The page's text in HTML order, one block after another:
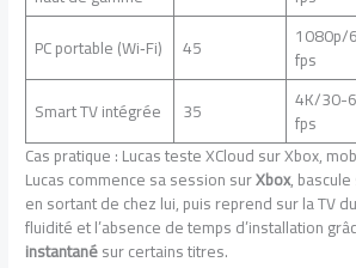
PC portable (Wi‑Fi) 45 1080p/
fps
Smart TV intégrée 35 4K/30-
fps
Cas pratique : Lucas teste XCloud sur Xbox,
Lucas commence sa session surXbox,
en sortant de chez lui, puis reprend sur la TV
fluidité et l’absence de temps d’installation
instantanésur certains titres.